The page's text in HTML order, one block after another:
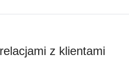
z klientami